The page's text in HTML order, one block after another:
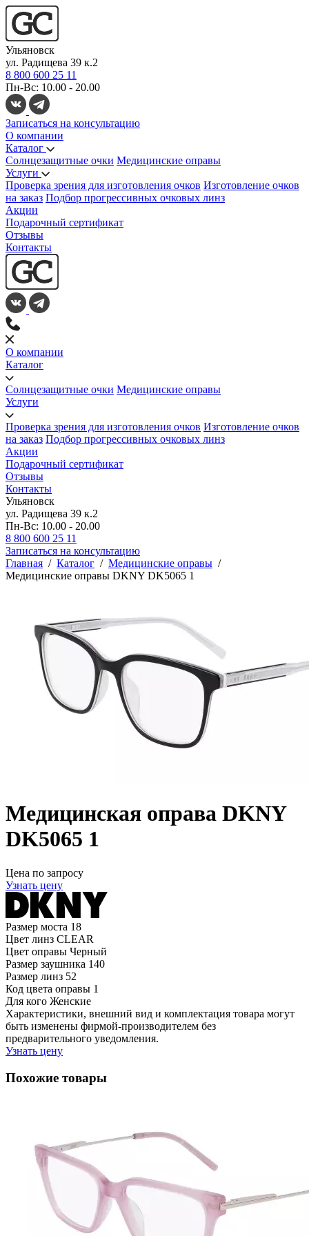
Ульяновск
ул. Радищева 39 к.2
8 800 600 25 11
Пн-Вс: 10.00 - 20.00
Записаться на консультацию
О компании
Каталог
Солнцезащитные очки Медицинские оправы
Услуги
Проверка зрения для изготовления очков Изготовление очков
на заказ Подбор прогрессивных очковых линз
Акции
Подарочный сертификат
Отзывы
Контакты
О компании
Каталог
Солнцезащитные очки Медицинские оправы
Услуги
Проверка зрения для изготовления очков Изготовление очков
на заказ Подбор прогрессивных очковых линз
Акции
Подарочный сертификат
Отзывы
Контакты
Ульяновск
ул. Радищева 39 к.2
Пн-Вс: 10.00 - 20.00
8 800 600 25 11
Записаться на консультацию
Главная / Каталог / Медицинские оправы /
Медицинские оправы DKNY DK5065 1
Медицинская оправа DKNY
DK5065 1
Цена по запросу
Узнать цену
Размер моста 18
Цвет линз CLEAR
Цвет оправы Черный
Размер заушника 140
Размер линз 52
Код цвета оправы 1
Для кого Женские
Характеристики, внешний вид и комплектация товара могут
быть изменены фирмой-производителем без
предварительного уведомления.
Узнать цену
Похожие товары